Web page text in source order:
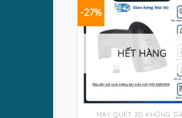
-27%
HẾT HÀNG
MÁY QUÉT 2D KHÔNG